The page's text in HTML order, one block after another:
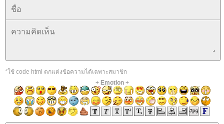
*ใช้ code html ตกแต่งข้อความได้เฉพาะสมาชิก
+ Emotion+